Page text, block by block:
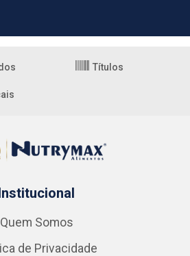
Títulos
Quem Somos
de Privacidade